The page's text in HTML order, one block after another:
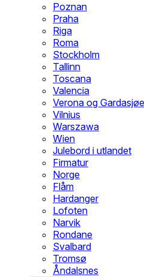
Poznan
Praha
Riga
Roma
Stockholm
Tallinn
Toscana
Valencia
Verona og
Vilnius
Warszawa
Wien
Julebord i utlandet
Firmatur
Norge
Flåm
Hardanger
Lofoten
Narvik
Rondane
Svalbard
Tromsø
Åndalsnes